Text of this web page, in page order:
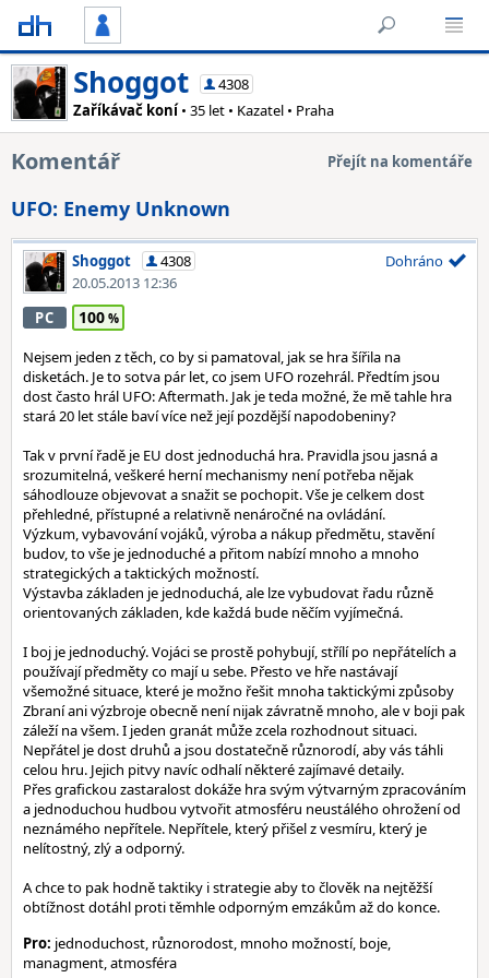
Shoggot
4308
Zaříkávač koní• 35 let • Kazatel • Praha
Komentář Přejít na komentáře
UFO: Enemy Unknown
Shoggot
4308
20.05.2013 12:36
Dohráno
PC 100
Nejsem jeden z těch, co by si pamatoval, jak se hra šířila na
disketách. Je to sotva pár let, co jsem UFO rozehrál. Předtím jsou
dost často hrál UFO: Aftermath. Jak je teda možné, že mě tahle hra
stará 20 let stále baví více než její pozdější napodobeniny?
Tak v první řadě je EU dost jednoduchá hra. Pravidla jsou jasná a
srozumitelná, veškeré herní mechanismy není potřeba nějak
sáhodlouze objevovat a snažit se pochopit. Vše je celkem dost
přehledné, přístupné a relativně nenáročné na ovládání.
Výzkum, vybavování vojáků, výroba a nákup předmětu, stavění
budov, to vše je jednoduché a přitom nabízí mnoho a mnoho
strategických a taktických možností.
Výstavba základen je jednoduchá, ale lze vybudovat řadu různě
orientovaných základen, kde každá bude něčím vyjímečná.
I boj je jednoduchý. Vojáci se prostě pohybují, střílí po nepřátelích a
používají předměty co mají u sebe. Přesto ve hře nastávají
všemožné situace, které je možno řešit mnoha taktickými způsoby
Zbraní ani výzbroje obecně není nijak závratně mnoho, ale v boji pak
záleží na všem. I jeden granát může zcela rozhodnout situaci.
Nepřátel je dost druhů a jsou dostatečně různorodí, aby vás táhli
celou hru. Jejich pitvy navíc odhalí některé zajímavé detaily.
Přes grafickou zastaralost dokáže hra svým výtvarným zpracováním
a jednoduchou hudbou vytvořit atmosféru neustálého ohrožení od
neznámého nepřítele. Nepřítele, který přišel z vesmíru, který je
nelítostný, zlý a odporný.
A chce to pak hodně taktiky i strategie aby to člověk na nejtěžší
obtížnost dotáhl proti těmhle odporným emzákům až do konce.
Pro: jednoduchost, různorodost, mnoho možností, boje,
managment, atmosféra